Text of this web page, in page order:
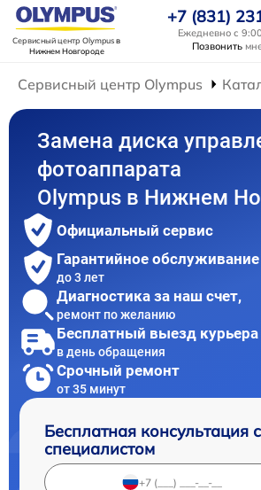
Сервисный центр Olympusв
Нижнем Новгороде
+7 (831)
Ежедневно с
Позвонить
Сервисный центр Olympus
Замена диска
фотоаппарата
Olympus в Нижнем
Официальный сервис
Гарантийное обслуживание
до 3 лет
Диагностика за наш счет,
ремонт по желанию
Бесплатный выезд курьера
в день обращения
Срочный ремонт
от 35 минут
Бесплатная консультация
специалистом